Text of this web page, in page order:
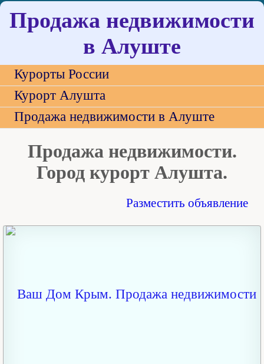
Продажа недвижимости
в Алуште
Курорты России
Курорт Алушта
Продажа недвижимости в Алуште
Продажа недвижимости.
Город курорт Алушта.
Разместить объявление